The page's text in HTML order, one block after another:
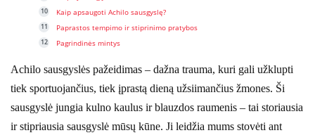
Kaip apsaugoti Achilo sausgyslę?
Paprastos tempimo ir stiprinimo pratybos
Pagrindinės mintys
Achilo sausgyslės pažeidimas – dažna trauma, kuri gali užklupti
tiek sportuojančius, tiek įprastą dieną užsiimančius žmones. Ši
sausgyslė jungia kulno kaulus ir blauzdos raumenis – tai storiausia
ir stipriausia sausgyslė mūsų kūne. Ji leidžia mums stovėti ant